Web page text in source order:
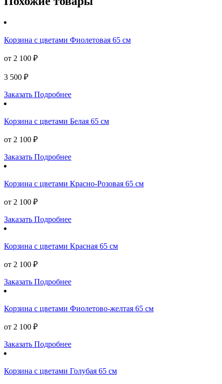
Корзина с цветами Фиолетовая 65 см
от 2 100 ₽
3 500 ₽
Заказать Подробнее
Корзина с цветами Белая 65 см
от 2 100 ₽
Заказать Подробнее
Корзина с цветами Красно-Розовая 65 см
от 2 100 ₽
Заказать Подробнее
Корзина с цветами Красная 65 см
от 2 100 ₽
Заказать Подробнее
Корзина с цветами Фиолетово-желтая 65 см
от 2 100 ₽
Заказать Подробнее
Корзина с цветами Голубая 65 см